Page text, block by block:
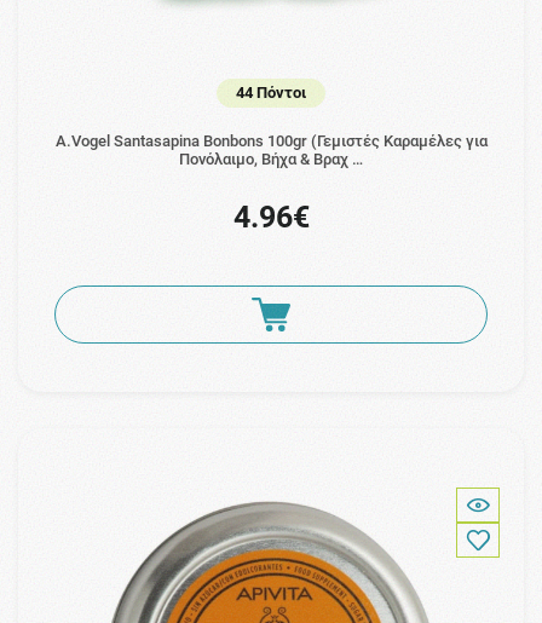
44 Πόντοι
A.Vogel Santasapina Bonbons 100gr (Γεμιστές Καραμέλες για
Πονόλαιμο, Βήχα & Βραχ …
4.96€